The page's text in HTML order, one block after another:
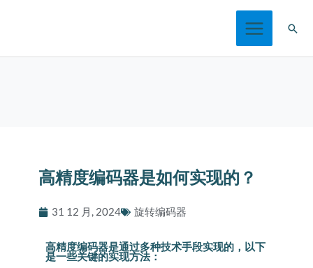
搜
高精度编码器是如何实现的？
31 12 月, 2024 旋转编码器
高精度编码器是通过多种技术手段实现的，以下
是一些关键的实现方法：